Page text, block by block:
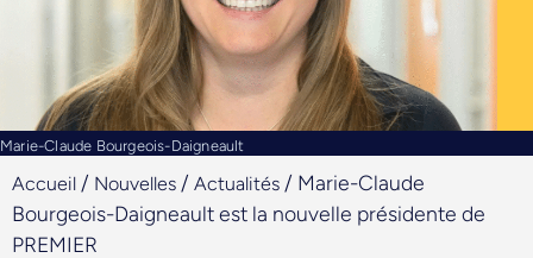
Marie-Claude Bourgeois-Daigneault
Accueil / Nouvelles / Actualités / Marie-Claude
Bourgeois-Daigneault est la nouvelle présidente de
PREMIER